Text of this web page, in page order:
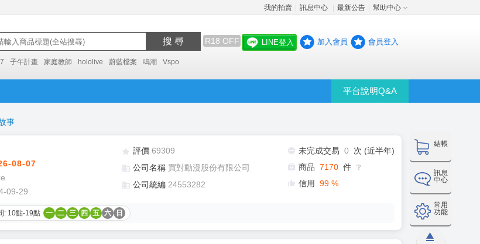
我的拍賣 訊息中心 最新公告 幫助中心
搜 尋 R18 OFF
子午計畫 家庭教師 hololive 蔚藍檔案 鳴潮 Vspo
LINE登入 加入會員 會員登入
平台說明Q&A
結帳
訊息
中心
常用
功能
事
08-07
09-29
評價 69309
公司名稱 買對動漫股份有限公司
公司統編 24553282
未完成交易 0
次 (近半年)
商品 7170 件 ❔
信用 99 %
: 10點-19點 一 二 三 四 五 六 日